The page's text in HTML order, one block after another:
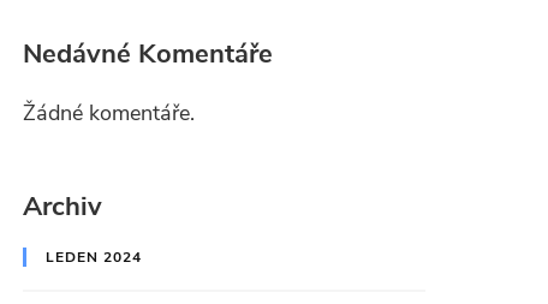
Nedávné Komentáře
Žádné komentáře.
Archiv
LEDEN 2024